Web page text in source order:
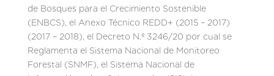
de Bosques para el Crecimiento Sostenible
(ENBCS), el Anexo Técnico REDD+ (2015 – 2017)
(2017 – 2018), el Decreto N.º 3246/20 por cual se
Reglamenta el Sistema Nacional de Monitoreo
Forestal (SNMF), el Sistema Nacional de